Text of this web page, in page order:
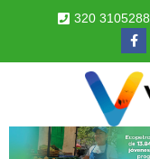
320 3105288